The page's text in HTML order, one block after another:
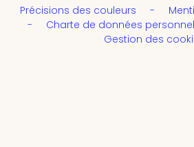
Précisions des couleurs
Charte de données
Gestion des